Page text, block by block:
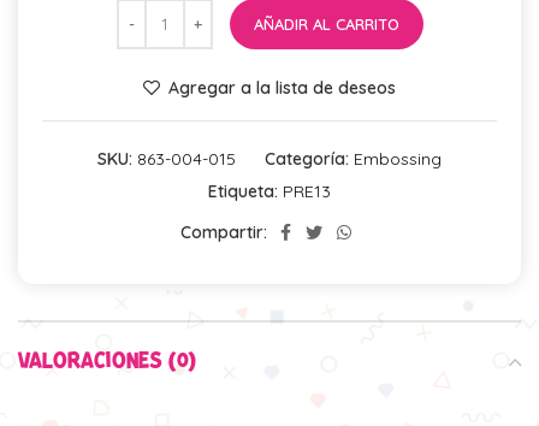
AÑADIR AL CARRITO
Agregar a la lista de deseos
SKU: 863-004-015 Categoría: Embossing
Etiqueta: PRE13
Compartir:
VALORACIONES (0)